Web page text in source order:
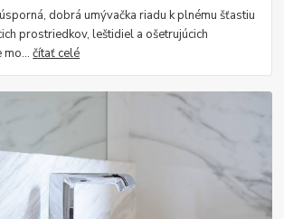
dobrá umývačka riadu k plnému šťastiu
prostriedkov, leštidiel a ošetrujúcich
mo...čítať celé